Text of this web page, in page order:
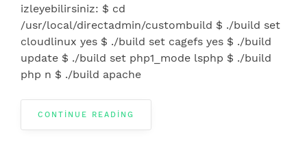
izleyebilirsiniz: $ cd
/usr/local/directadmin/custombuild $ ./build set
cloudlinux yes $ ./build set cagefs yes $ ./build
update $ ./build set php1_mode lsphp $ ./build
php n $ ./build apache
CONTINUE READING